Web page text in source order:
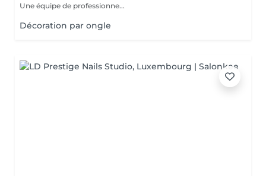
Une équipe de professionne...
Décoration par ongle